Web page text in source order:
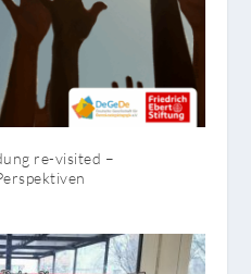
re-visited –